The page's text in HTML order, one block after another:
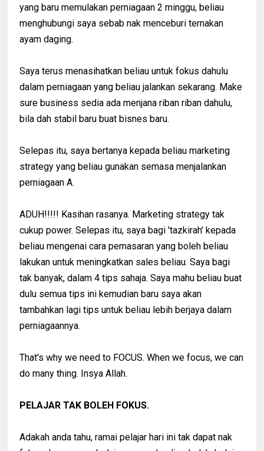
yang baru memulakan perniagaan 2 minggu, beliau
menghubungi saya sebab nak menceburi ternakan
ayam daging.
Saya terus menasihatkan beliau untuk fokus dahulu
dalam perniagaan yang beliau jalankan sekarang. Make
sure business sedia ada menjana riban riban dahulu,
bila dah stabil baru buat bisnes baru.
Selepas itu, saya bertanya kepada beliau marketing
strategy yang beliau gunakan semasa menjalankan
perniagaan A.
ADUH!!!!! Kasihan rasanya. Marketing strategy tak
cukup power. Selepas itu, saya bagi 'tazkirah' kepada
beliau mengenai cara pemasaran yang boleh beliau
lakukan untuk meningkatkan sales beliau. Saya bagi
tak banyak, dalam 4 tips sahaja. Saya mahu beliau buat
dulu semua tips ini kemudian baru saya akan
tambahkan lagi tips untuk beliau lebih berjaya dalam
perniagaannya.
That's why we need to FOCUS. When we focus, we can
do many thing. Insya Allah.
PELAJAR TAK BOLEH FOKUS.
Adakah anda tahu, ramai pelajar hari ini tak dapat nak